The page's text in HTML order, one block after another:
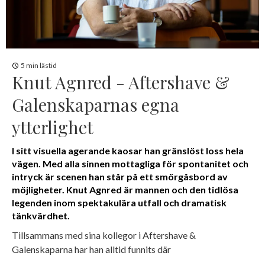
5 min lästid
Knut Agnred - Aftershave &
Galenskaparnas egna
ytterlighet
I sitt visuella agerande kaosar han gränslöst loss hela
vägen. Med alla sinnen mottagliga för spontanitet och
intryck är scenen han står på ett smörgåsbord av
möjligheter. Knut Agnred är mannen och den tidlösa
legenden inom spektakulära utfall och dramatisk
tänkvärdhet.
Tillsammans med sina kollegor i Aftershave &
Galenskaparna har han alltid funnits där